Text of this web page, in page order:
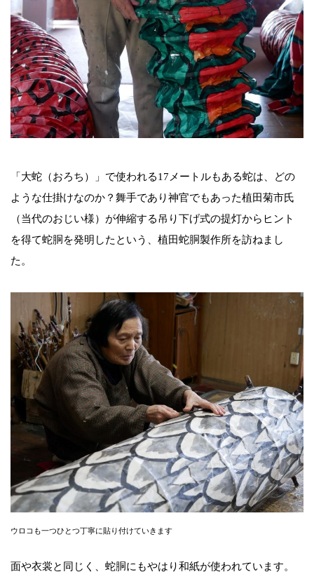
「大蛇（おろち）」で使われる17メートルもある蛇は、どの
ような仕掛けなのか？舞手であり神官でもあった植田菊市氏
（当代のおじい様）が伸縮する吊り下げ式の提灯からヒント
を得て蛇胴を発明したという、植田蛇胴製作所を訪ねまし
た。
ウロコも一つひとつ丁寧に貼り付けていきます
面や衣裳と同じく、蛇胴にもやはり和紙が使われています。